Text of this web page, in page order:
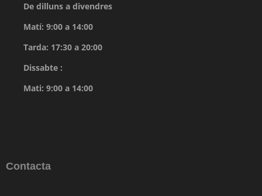
De dilluns a divendres
Matí: 9:00 a 14:00
Tarda: 17:30 a 20:00
Dissabte :
Mati: 9:00 a 14:00
Contacta